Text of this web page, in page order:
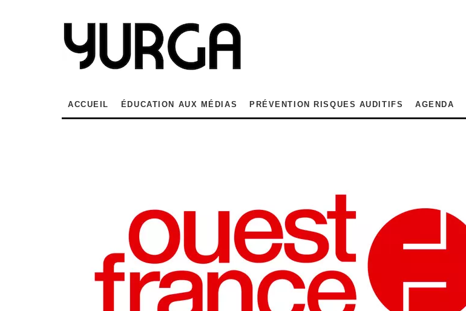
ACCUEIL ÉDUCATION AUX MÉDIAS PRÉVENTION RISQUES AUDITIFS AGENDA